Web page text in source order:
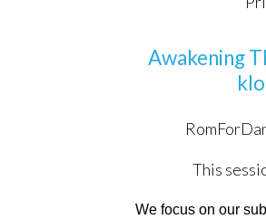
Awakening
This
We focus on our